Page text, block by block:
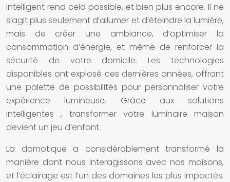
intelligent rend cela possible, et bien plus encore. Il ne
s’agit plus seulement d’allumer et d’éteindre la lumière,
mais de créer une ambiance, d’optimiser la
consommation d’énergie, et même de renforcer la
sécurité de votre domicile. Les technologies
disponibles ont explosé ces dernières années, offrant
une palette de possibilités pour personnaliser votre
expérience lumineuse. Grâce aux solutions
intelligentes, transformer votre luminaire maison
devient un jeu d’enfant.
La domotique a considérablement transformé la
manière dont nous interagissons avec nos maisons,
et l’éclairage est l’un des domaines les plus impactés.